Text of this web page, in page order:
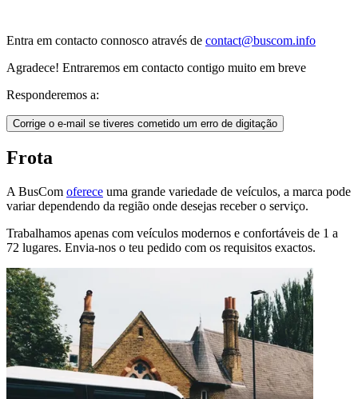
Entra em contacto connosco através de contact@buscom.info
Agradece! Entraremos em contacto contigo muito em breve
Responderemos a:
Corrige o e-mail se tiveres cometido um erro de digitação
Frota
A BusCom oferece uma grande variedade de veículos, a marca pode
variar dependendo da região onde desejas receber o serviço.
Trabalhamos apenas com veículos modernos e confortáveis de 1 a
72 lugares. Envia-nos o teu pedido com os requisitos exactos.